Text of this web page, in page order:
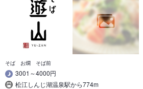
そば お燗 そば前
3001～4000円
松江しんじ湖温泉駅から774m